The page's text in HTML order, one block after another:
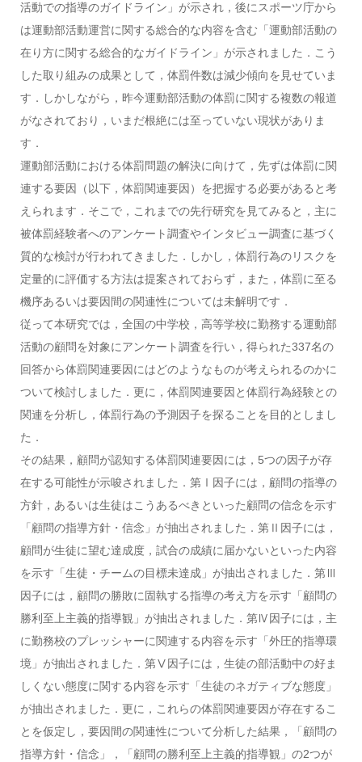
活動での指導のガイドライン」が示され，後にスポーツ庁から
は運動部活動運営に関する総合的な内容を含む「運動部活動の
在り方に関する総合的なガイドライン」が示されました．こう
した取り組みの成果として，体罰件数は減少傾向を見せていま
す．しかしながら，昨今運動部活動の体罰に関する複数の報道
がなされており，いまだ根絶には至っていない現状がありま
す．
運動部活動における体罰問題の解決に向けて，先ずは体罰に関
連する要因（以下，体罰関連要因）を把握する必要があると考
えられます．そこで，これまでの先行研究を見てみると，主に
被体罰経験者へのアンケート調査やインタビュー調査に基づく
質的な検討が行われてきました．しかし，体罰行為のリスクを
定量的に評価する方法は提案されておらず，また，体罰に至る
機序あるいは要因間の関連性については未解明です．
従って本研究では，全国の中学校，高等学校に勤務する運動部
活動の顧問を対象にアンケート調査を行い，得られた337名の
回答から体罰関連要因にはどのようなものが考えられるのかに
ついて検討しました．更に，体罰関連要因と体罰行為経験との
関連を分析し，体罰行為の予測因子を探ることを目的としまし
た．
その結果，顧問が認知する体罰関連要因には，5つの因子が存
在する可能性が示唆されました．第Ⅰ因子には，顧問の指導の
方針，あるいは生徒はこうあるべきといった顧問の信念を示す
「顧問の指導方針・信念」が抽出されました．第Ⅱ因子には，
顧問が生徒に望む達成度，試合の成績に届かないといった内容
を示す「生徒・チームの目標未達成」が抽出されました．第Ⅲ
因子には，顧問の勝敗に固執する指導の考え方を示す「顧問の
勝利至上主義的指導観」が抽出されました．第Ⅳ因子には，主
に勤務校のプレッシャーに関連する内容を示す「外圧的指導環
境」が抽出されました．第Ⅴ因子には，生徒の部活動中の好ま
しくない態度に関する内容を示す「生徒のネガティブな態度」
が抽出されました．更に，これらの体罰関連要因が存在するこ
とを仮定し，要因間の関連性について分析した結果，「顧問の
指導方針・信念」，「顧問の勝利至上主義的指導観」の2つが